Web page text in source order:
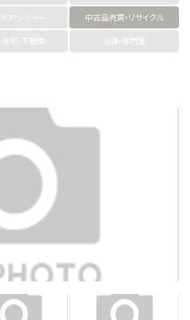
ドア・レジャー
中古品売買・リサイクル
住宅・不動産
法律・専門家